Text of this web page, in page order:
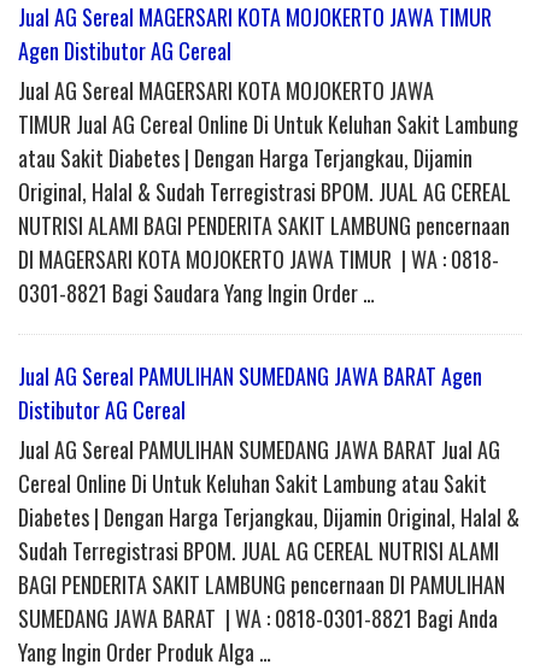
Jual AG Sereal MAGERSARI KOTA MOJOKERTO JAWA TIMUR
Agen Distibutor AG Cereal
Jual AG Sereal MAGERSARI KOTA MOJOKERTO JAWA
TIMUR Jual AG Cereal Online Di Untuk Keluhan Sakit Lambung
atau Sakit Diabetes | Dengan Harga Terjangkau, Dijamin
Original, Halal & Sudah Terregistrasi BPOM. JUAL AG CEREAL
NUTRISI ALAMI BAGI PENDERITA SAKIT LAMBUNG pencernaan
DI MAGERSARI KOTA MOJOKERTO JAWA TIMUR | WA : 0818-
0301-8821 Bagi Saudara Yang Ingin Order …
Jual AG Sereal PAMULIHAN SUMEDANG JAWA BARAT Agen
Distibutor AG Cereal
Jual AG Sereal PAMULIHAN SUMEDANG JAWA BARAT Jual AG
Cereal Online Di Untuk Keluhan Sakit Lambung atau Sakit
Diabetes | Dengan Harga Terjangkau, Dijamin Original, Halal &
Sudah Terregistrasi BPOM. JUAL AG CEREAL NUTRISI ALAMI
BAGI PENDERITA SAKIT LAMBUNG pencernaan DI PAMULIHAN
SUMEDANG JAWA BARAT | WA : 0818-0301-8821 Bagi Anda
Yang Ingin Order Produk Alga …